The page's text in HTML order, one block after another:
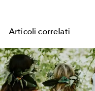
Articoli correlati